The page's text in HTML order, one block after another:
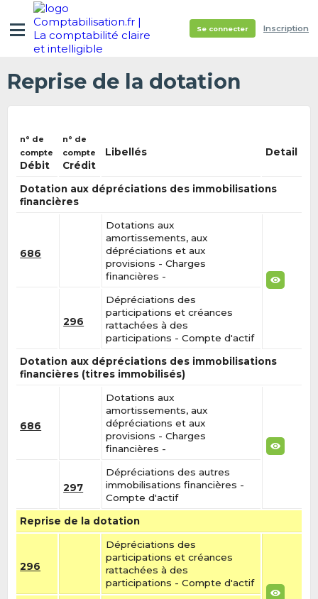
Se connecter Inscription
Reprise de la dotation
n° de
compte
Débit
n° de
compte
Crédit
Libellés Detail
Dotation aux dépréciations des immobilisations
financières
686
Dotations aux
amortissements, aux
dépréciations et aux
provisions - Charges
financières -
296
Dépréciations des
participations et créances
rattachées à des
participations - Compte d'actif
Dotation aux dépréciations des immobilisations
financières (titres immobilisés)
686
Dotations aux
amortissements, aux
dépréciations et aux
provisions - Charges
financières -
297
Dépréciations des autres
immobilisations financières -
Compte d'actif
Reprise de la dotation
296
Dépréciations des
participations et créances
rattachées à des
participations - Compte d'actif